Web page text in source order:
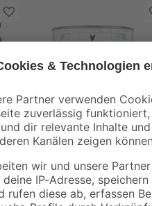
Kreidefarbe-
Möbellack cremeweiß